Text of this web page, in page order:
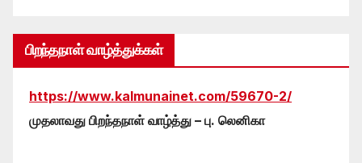
பிறந்தநாள் வாழ்த்துக்கள்
https://www.kalmunainet.com/59670-2/
முதலாவது பிறந்தநாள் வாழ்த்து – பு. லெனிகா